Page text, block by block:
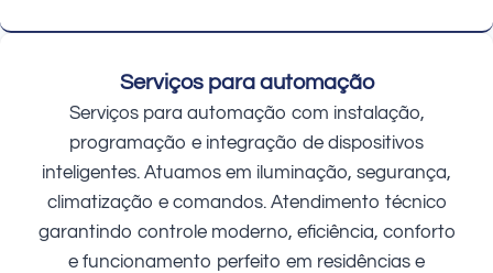
Serviços para automação
Serviços para automação com instalação,
programação e integração de dispositivos
inteligentes. Atuamos em iluminação, segurança,
climatização e comandos. Atendimento técnico
garantindo controle moderno, eficiência, conforto
e funcionamento perfeito em residências e